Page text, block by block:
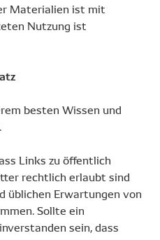
Materialien ist mit
Nutzung ist
besten Wissen und
Links zu öffentlich
rechtlich erlaubt sind
üblichen Erwartungen von
Sollte ein
sein, dass